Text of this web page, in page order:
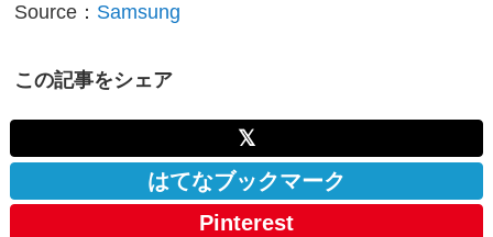
Source： Samsung
この記事をシェア
𝕏
はてなブックマーク
Pinterest